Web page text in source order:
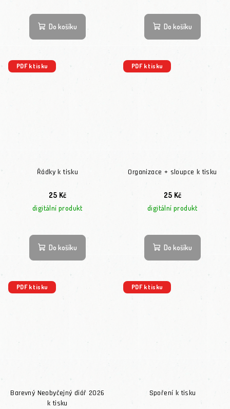
Do košíku Do košíku
PDF k tisku
Řádky k tisku
25 Kč
digitální produkt
Do košíku
PDF k tisku
Organizace + sloupce k tisku
25 Kč
digitální produkt
Do košíku
PDF k tisku
Barevný Neobyčejný diář 2026
k tisku
PDF k tisku
Spoření k tisku